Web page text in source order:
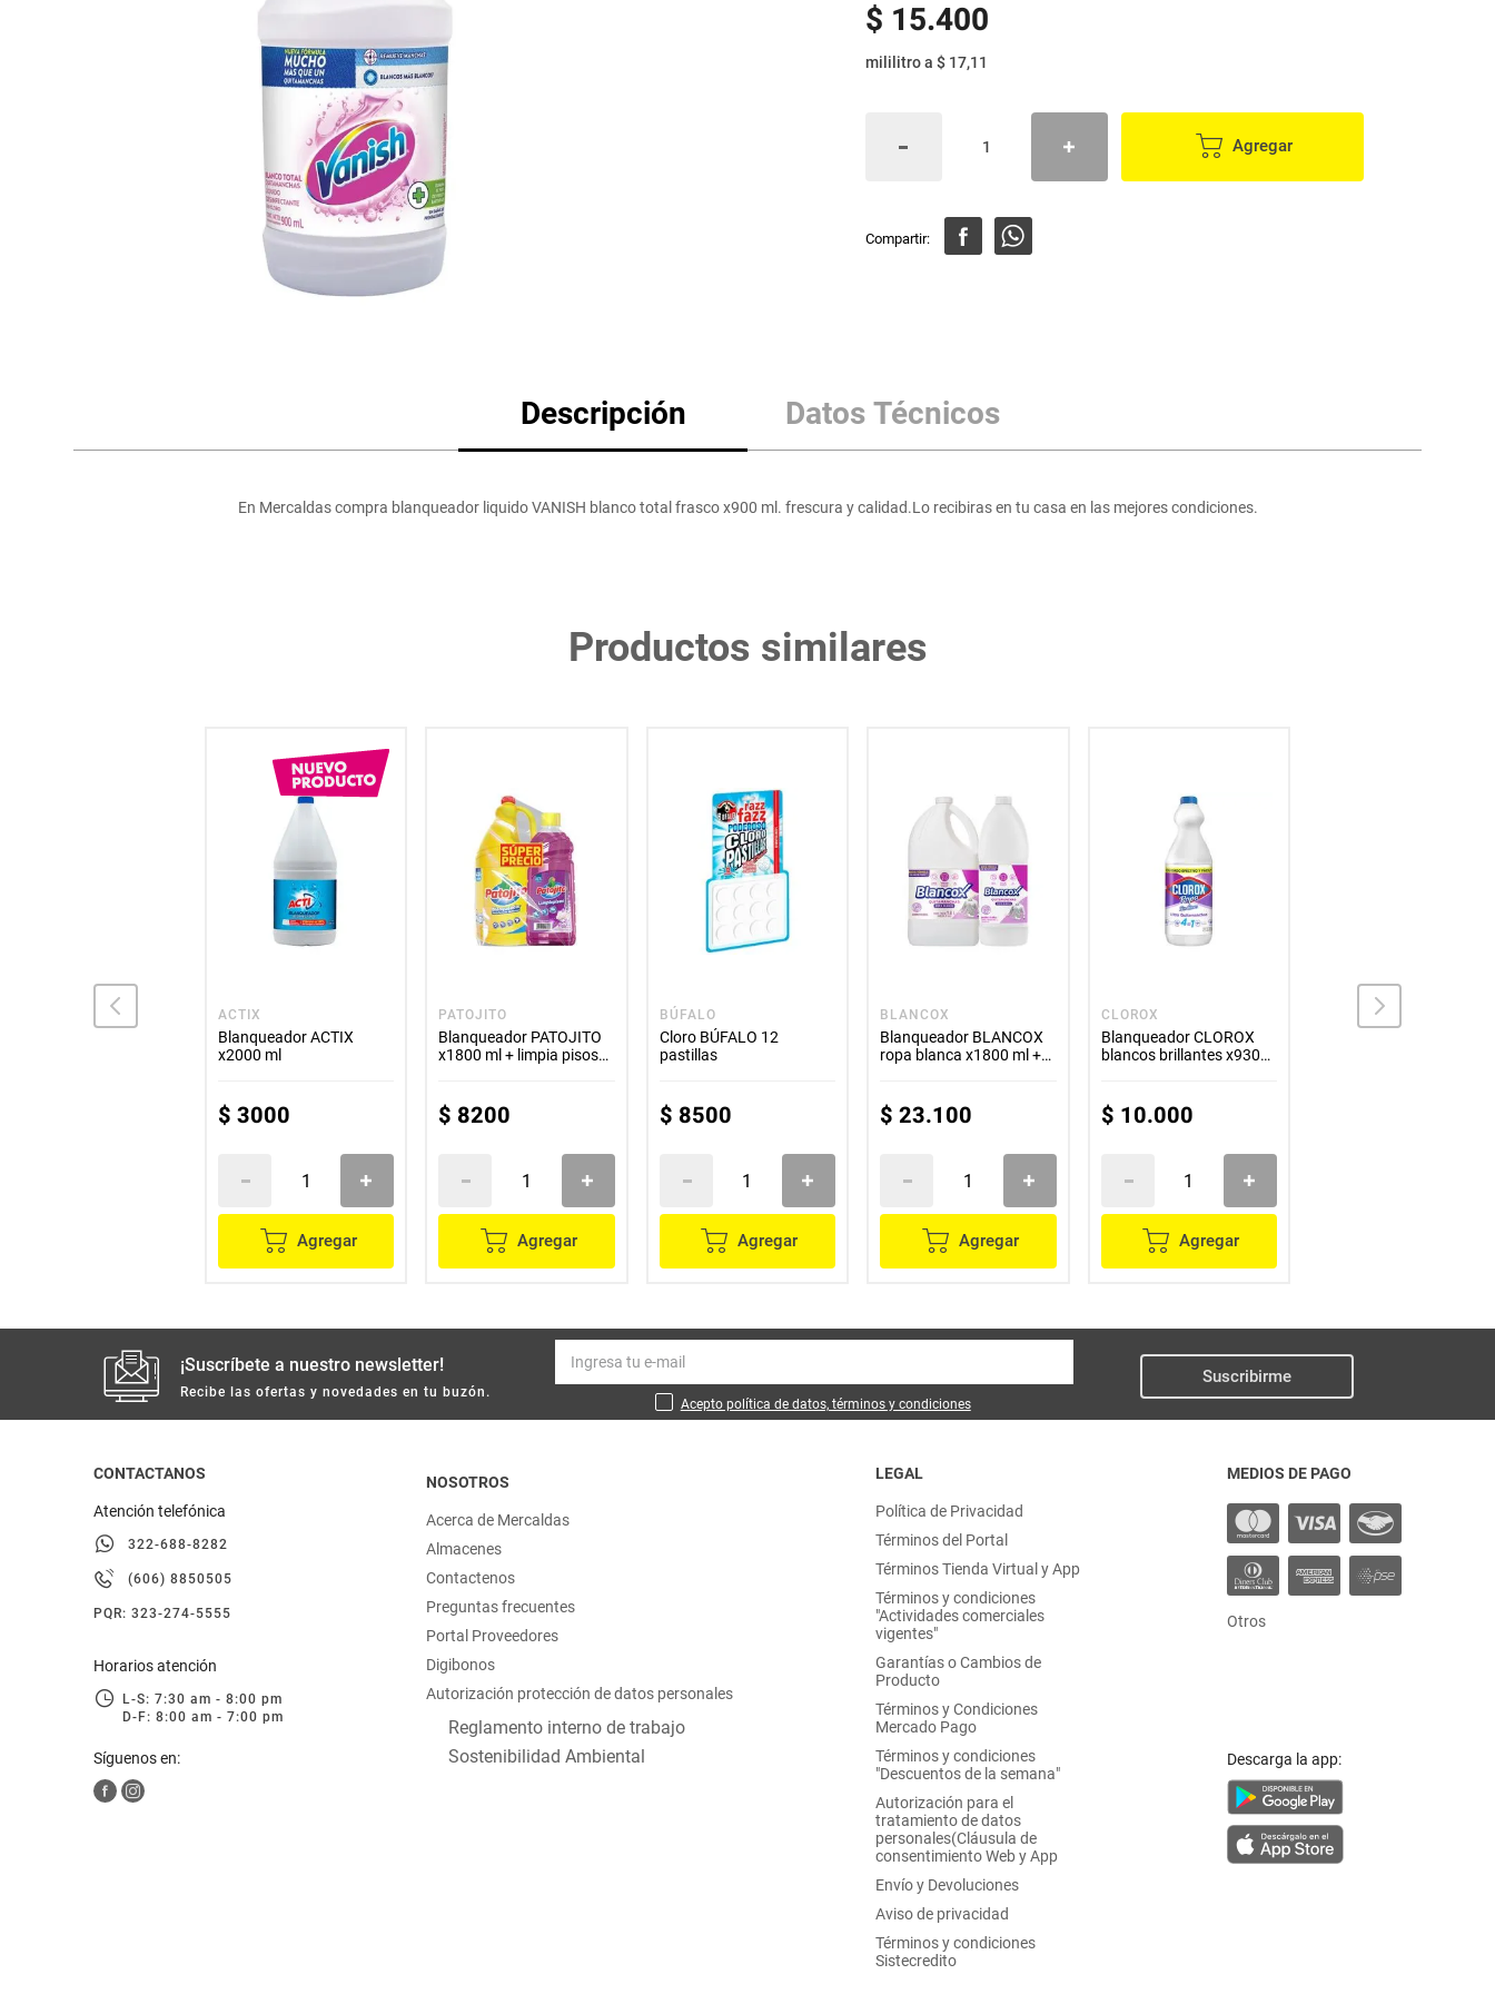
otros
$ 15.400
mililitroa $ 17,11
Agregar
Descripción Datos Técnicos
En Mercaldas compra blanqueador liquido VANISH blanco total frasco x900 ml. frescura y calidad.Lo recibiras en tu casa en las mejores condiciones.
Productos similares
ACTIX
Blanqueador ACTIX
x2000 ml
$ 3000
Agregar
PATOJITO
Blanqueador PATOJITO
x1800 ml + limpia pisos
$ 8200
Agregar
BÚFALO
Cloro BÚFALO 12
pastillas
$ 8500
Agregar
BLANCOX
Blanqueador BLANCOX
ropa blanca x1800 ml +
$ 23.100
Agregar
CLOROX
Blanqueador CLOROX
blancos brillantes x930
$ 10.000
Agregar
CLOROX
¡Suscríbete a nuestro newsletter!
Recibe las ofertas y novedades en tu buzón.
Acepto política de datos, términos y condiciones
Suscribirme
CONTACTANOS
Atención telefónica
322-688-8282
(606) 8850505
PQR: 323-274-5555
Horarios atención
L-S: 7:30 am - 8:00 pm
D-F: 8:00 am - 7:00 pm
Síguenos en:
NOSOTROS
Acerca de Mercaldas
Almacenes
Contactenos
Preguntas frecuentes
Portal Proveedores
Digibonos
Autorización protección de datos personales
Reglamento interno de trabajo
Sostenibilidad Ambiental
LEGAL
Política de Privacidad
Términos del Portal
Términos Tienda Virtual y App
Términos y condiciones
"Actividades comerciales
vigentes"
Garantías o Cambios de
Producto
Términos y Condiciones
Mercado Pago
Términos y condiciones
"Descuentos de la semana"
Autorización para el
tratamiento de datos
personales(Cláusula de
consentimiento Web y App
Envío y Devoluciones
Aviso de privacidad
Términos y condiciones
Sistecredito
MEDIOS DE PAGO
Otros
Descarga la app:
Mantequilla